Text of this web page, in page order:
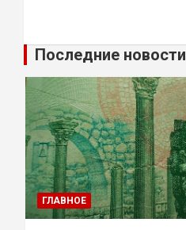
Последние новости
ГЛАВНОЕ